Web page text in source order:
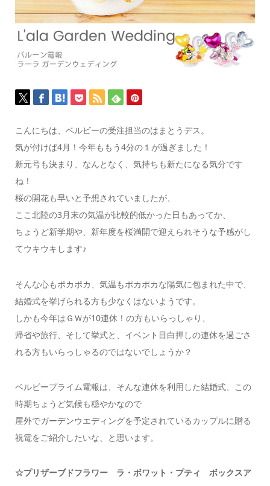
こんにちは、ベルビーの受注担当のはまとうデス。
気が付けば4月！今年ももう4分の１が過ぎました！
新元号も決まり、なんとなく、気持ちも新たになる気分です
ね！
桜の開花も早いと予想されていましたが、
ここ北陸の3月末の気温が比較的低かった日もあってか、
ちょうど新学期や、新年度を桜満開で迎えられそうな予感がし
てウキウキします♪
そんな心もポカポカ、気温もポカポカな陽気に包まれた中で、
結婚式を挙げられる方も少なくはないようです。
しかも今年はＧＷが10連休！の方もいらっしゃり、
帰省や旅行、そして挙式と、イベント目白押しの連休を過ごさ
れる方もいらっしゃるのではないでしょうか？
ベルビープライム電報は、そんな連休を利用した結婚式、この
時期ちょうど気候も穏やかなので
屋外でガーデンウエディングを予定されているカップルに贈る
祝電をご紹介したいな、と思います。
☆プリザーブドフラワー ラ・ボワット・プティ ボックスア